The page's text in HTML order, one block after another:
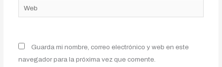
Web
Guarda mi nombre, correo electrónico y web en este
navegador para la próxima vez que comente.